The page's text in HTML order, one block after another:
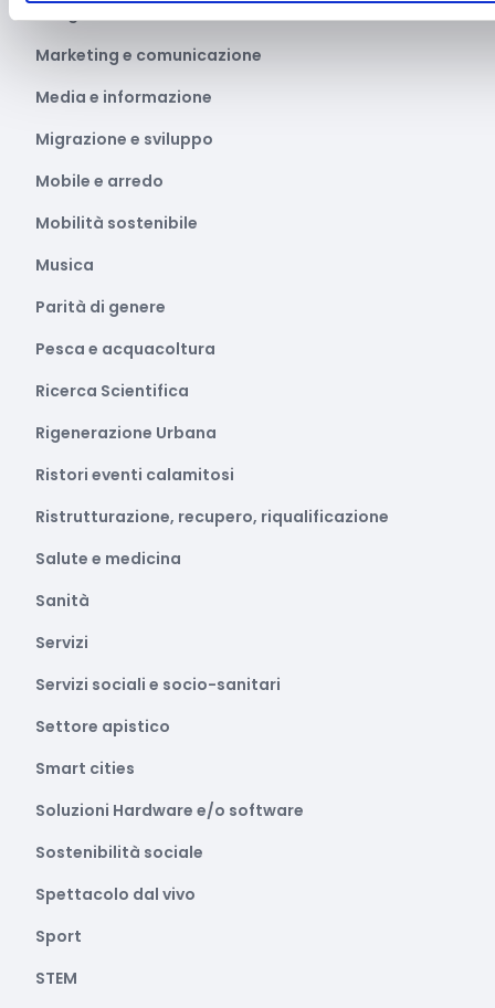
Marketing e comunicazione
Media e informazione
Migrazione e sviluppo
Mobile e arredo
Mobilità sostenibile
Musica
Parità di genere
Pesca e acquacoltura
Ricerca Scientifica
Rigenerazione Urbana
Ristori eventi calamitosi
Ristrutturazione, recupero, riqualificazione
Salute e medicina
Sanità
Servizi
Servizi sociali e socio-sanitari
Settore apistico
Smart cities
Soluzioni Hardware e/o software
Sostenibilità sociale
Spettacolo dal vivo
Sport
STEM